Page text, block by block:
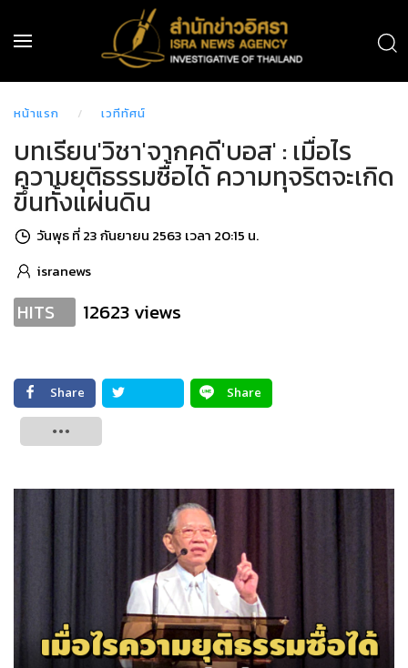
หน้าแรก เวทีทัศน์
บทเรียน'วิชา'จากคดี'บอส' : เมื่อไร
ความยุติธรรมซื้อได้ ความทุจริตจะเกิด
ขึ้นทั้งแผ่นดิน
วันพุธ ที่ 23 กันยายน 2563 เวลา 20:15 น.
isranews
HITS 12623 views
Share
Share